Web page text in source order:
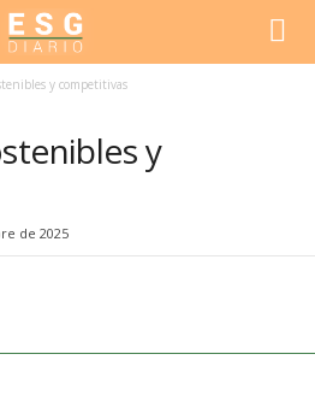
y competitivas
y
de 2025